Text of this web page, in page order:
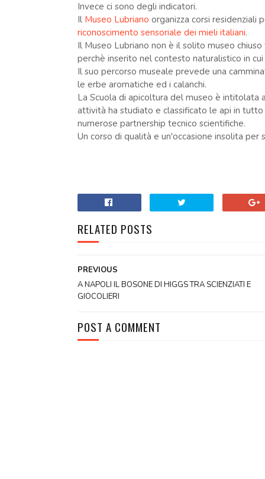
Invece ci sono degli indicatori.
Il Museo Lubriano organizza corsi residenziali
riconoscimento sensoriale dei mieli italiani.
Il Museo Lubriano non è il solito museo
perchè inserito nel contesto naturalistico in cui
Il suo percorso museale prevede una
le erbe aromatiche ed i calanchi.
La Scuola di apicoltura del museo è intitolata
attività ha studiato e classificato le api in
numerose partnership tecnico scientifiche.
Un corso di qualità e un'occasione insolita per
RELATED POSTS
PREVIOUS
A NAPOLI IL BOSONE DI HIGGS TRA SCIENZIATI E
GIOCOLIERI
POST A COMMENT